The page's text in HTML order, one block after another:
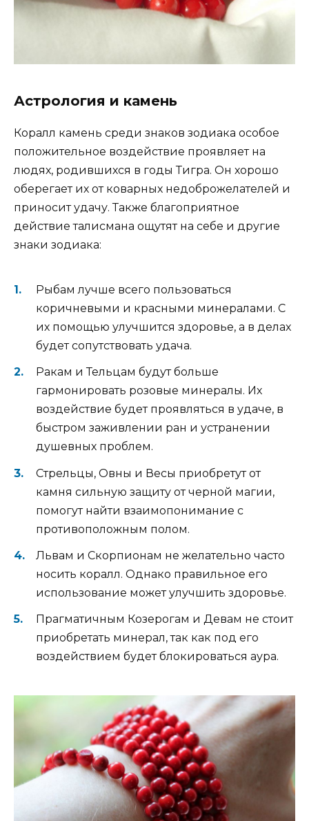
Астрология и камень
Коралл камень среди знаков зодиака особое
положительное воздействие проявляет на
людях, родившихся в годы Тигра. Он хорошо
оберегает их от коварных недоброжелателей и
приносит удачу. Также благоприятное
действие талисмана ощутят на себе и другие
знаки зодиака:
Рыбам лучше всего пользоваться
коричневыми и красными минералами. С
их помощью улучшится здоровье, а в делах
будет сопутствовать удача.
Ракам и Тельцам будут больше
гармонировать розовые минералы. Их
воздействие будет проявляться в удаче, в
быстром заживлении ран и устранении
душевных проблем.
Стрельцы, Овны и Весы приобретут от
камня сильную защиту от черной магии,
помогут найти взаимопонимание с
противоположным полом.
Львам и Скорпионам не желательно часто
носить коралл. Однако правильное его
использование может улучшить здоровье.
Прагматичным Козерогам и Девам не стоит
приобретать минерал, так как под его
воздействием будет блокироваться аура.